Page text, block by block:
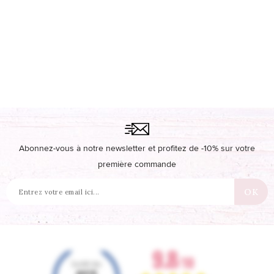
Abonnez-vous à notre newsletter et profitez de -10% sur votre
première commande